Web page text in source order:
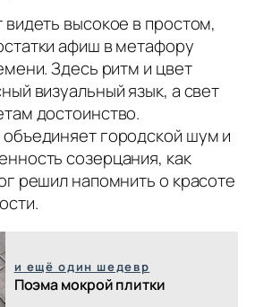
высокое в простом,
афиш в метафору
Здесь ритм и цвет
визуальный язык, а свет
достоинство.
городской шум и
созерцания, как
решил напомнить о красоте
и ещё один шедевр
Поэма мокрой плитки